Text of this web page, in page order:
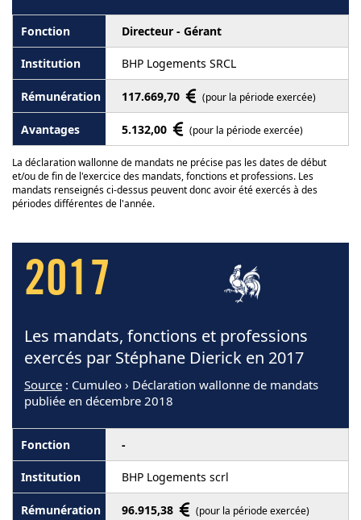
Directeur - Gérant
BHP Logements SRCL
117.669,70 (pour la période exercée)
5.132,00 (pour la période exercée)
La déclaration wallonne de mandats ne précise pas les dates de début
et/ou de fin de l'exercice des mandats, fonctions et professions. Les
mandats renseignés ci-dessus peuvent donc avoir été exercés à des
périodes différentes de l'année.
2017
Les mandats, fonctions et professions
exercés par Stéphane Dierick en 2017
Source : Cumuleo › Déclaration wallonne de mandats
publiée en décembre 2018
-
BHP Logements scrl
96.915,38 (pour la période exercée)